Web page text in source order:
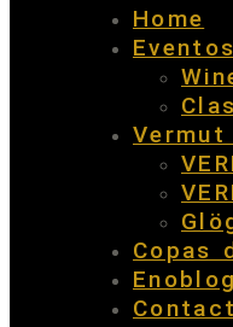
Home
Eventos
Vermut
Copas
Enoblog